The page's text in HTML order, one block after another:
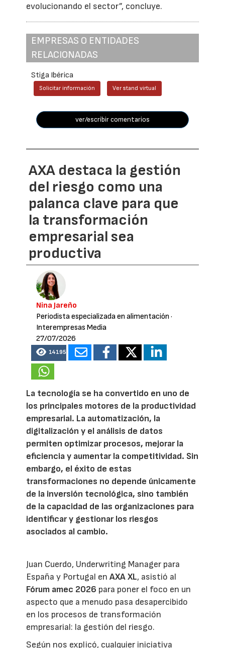
evolucionando el sector”, concluye.
EMPRESAS O ENTIDADES
RELACIONADAS
Stiga Ibérica
Solicitar información Ver stand virtual
ver/escribir comentarios
AXA destaca la gestión
del riesgo como una
palanca clave para que
la transformación
empresarial sea
productiva
Nina Jareño
Periodista especializada en alimentación ·
Interempresas Media
27/07/2026
14195
La tecnología se ha convertido en uno de
los principales motores de la productividad
empresarial. La automatización, la
digitalización y el análisis de datos
permiten optimizar procesos, mejorar la
eficiencia y aumentar la competitividad. Sin
embargo, el éxito de estas
transformaciones no depende únicamente
de la inversión tecnológica, sino también
de la capacidad de las organizaciones para
identificar y gestionar los riesgos
asociados al cambio.
Juan Cuerdo, Underwriting Manager para
España y Portugal enAXA XL, asistió al
Fórum amec 2026 para poner el foco en un
aspecto que a menudo pasa desapercibido
en los procesos de transformación
empresarial: la gestión del riesgo.
Según nos explicó, cualquier iniciativa